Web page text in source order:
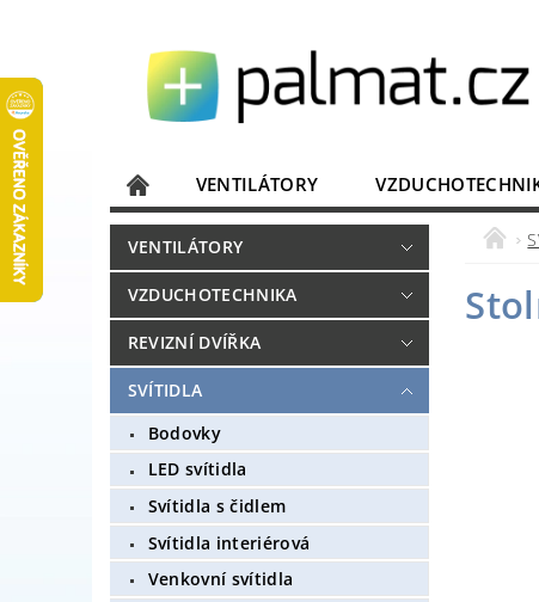
VENTILÁTORY
JISTIČE, ROZVADĚČE
KOMUNIKACE
DOMÁCÍ SPOTŘEBIČE
ELEKTRONIKA
VENTILÁTORY
VZDUCHOTECHNIKA
REVIZNÍ DVÍŘKA
SVÍTIDLA
Bodovky
LED svítidla
Svítidla s čidlem
Svítidla interiérová
Venkovní svítidla